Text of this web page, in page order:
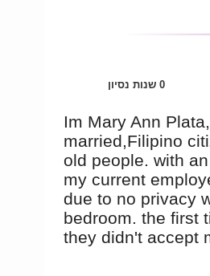
0 שנות נסיון
Im Mary Ann
married,Filipino
old people. with
my current
due to no privacy
bedroom. the first
they didn't accept